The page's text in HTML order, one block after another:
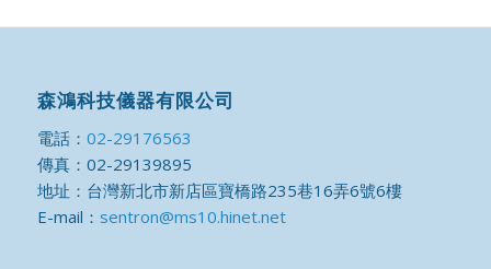
森鴻科技儀器有限公司
電話： 02-29176563
傳真：02-29139895
地址：台灣新北市新店區寶橋路235巷16弄6號6樓
E-mail： sentron@ms10.hinet.net